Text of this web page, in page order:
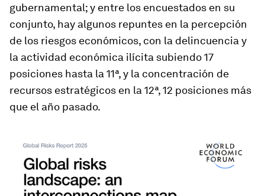
gubernamental; y entre los encuestados en su
conjunto, hay algunos repuntes en la percepción
de los riesgos económicos, con la delincuencia y
la actividad económica ilícita subiendo 17
posiciones hasta la 11ª, y la concentración de
recursos estratégicos en la 12ª, 12 posiciones más
que el año pasado.